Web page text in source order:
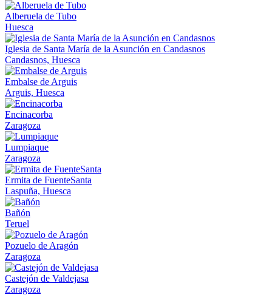
Alberuela de Tubo
Huesca
Iglesia de Santa María de la Asunción en Candasnos
Candasnos, Huesca
Embalse de Arguis
Arguis, Huesca
Encinacorba
Zaragoza
Lumpiaque
Zaragoza
Ermita de FuenteSanta
Laspuña, Huesca
Bañón
Teruel
Pozuelo de Aragón
Zaragoza
Castejón de Valdejasa
Zaragoza